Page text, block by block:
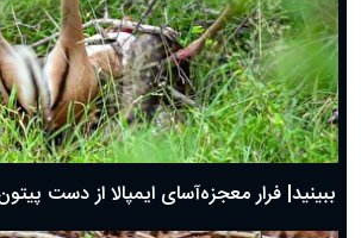
ببینید| فرار معجزه‌آسای ایمپالا از دست